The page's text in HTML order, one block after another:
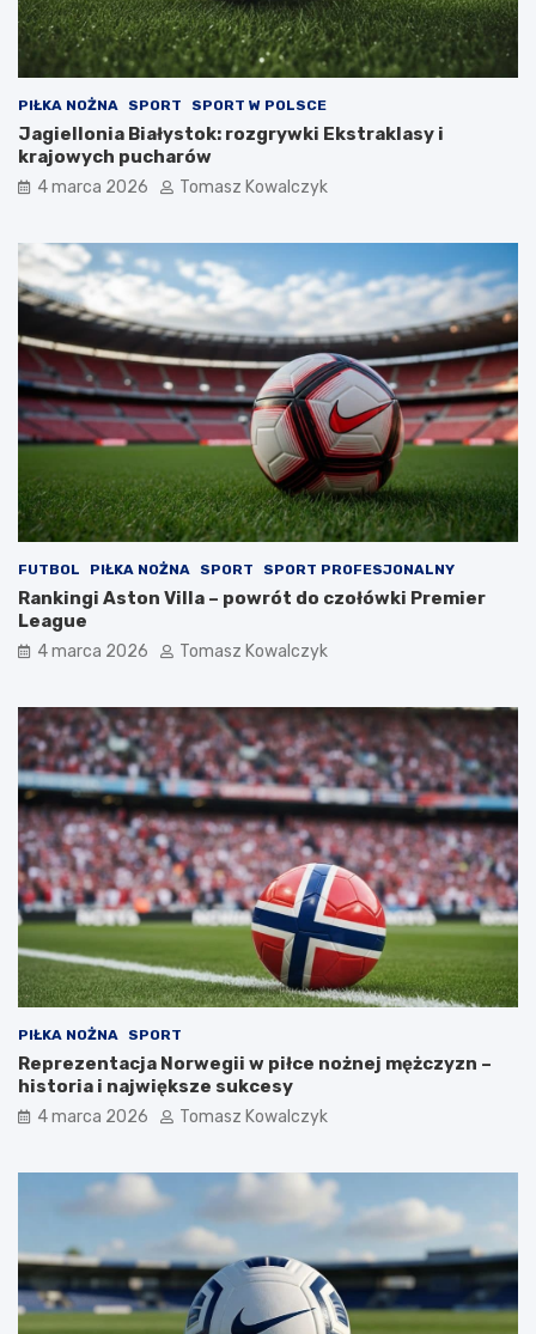
PIŁKA NOŻNA SPORT SPORT W POLSCE
Jagiellonia Białystok: rozgrywki Ekstraklasy i
krajowych pucharów
4 marca 2026 Tomasz Kowalczyk
FUTBOL PIŁKA NOŻNA SPORT SPORT PROFESJONALNY
Rankingi Aston Villa – powrót do czołówki Premier
League
4 marca 2026 Tomasz Kowalczyk
PIŁKA NOŻNA SPORT
Reprezentacja Norwegii w piłce nożnej mężczyzn –
historia i największe sukcesy
4 marca 2026 Tomasz Kowalczyk